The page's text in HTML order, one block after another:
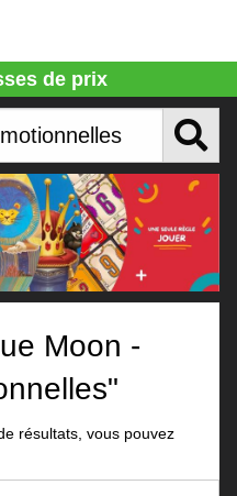
de prix
Moon -
résultats, vous pouvez